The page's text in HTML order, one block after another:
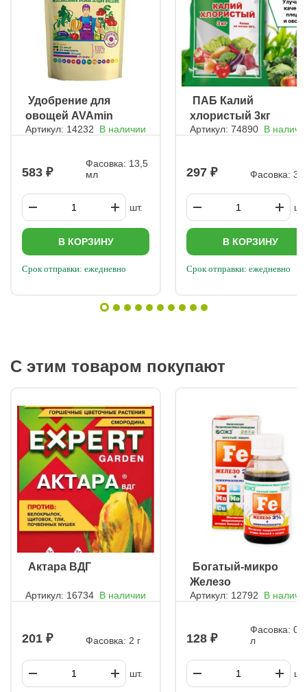
ㅤ Удобрение для
овощей AVAmin
Артикул: 14232 В наличии
583
Фасовка: 13,5
мл
шт.
В КОРЗИНУ
Срок отправки: ежедневно
ㅤ ПАБ Калий
хлористый 3кг
Артикул: 74890 В
297 Фасовка: 3
шт.
В КОРЗИНУ
Срок отправки: ежедневно
С этим товаром покупают
ㅤ Актара ВДГ
Артикул: 16734 В наличии
201 Фасовка: 2 г
шт.
ㅤ Богатый-микро
Железо
Артикул: 12792 В
128
Фасовка: 0,1
л
шт.